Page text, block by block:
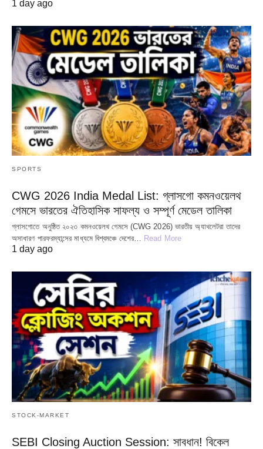
1 day ago
SPORTS
CWG 2026 India Medal List: গ্লাসগো কমনওয়েলথ
গেমসে ভারতের ঐতিহাসিক সাফল্য ও সম্পূর্ণ মেডেল তালিকা
গ্লাসগোতে অনুষ্ঠিত ২০২৩ কমনওয়েলথ গেমসে (CWG 2026) ভারতীয় অ্যাথলেটরা তাদের
অসাধারণ পারফরম্যান্সের মাধ্যমে বিশ্বমঞ্চে দেশের… Read More
1 day ago
STOCK-MARKET
SEBI Closing Auction Session: সাবধান! বিকেল